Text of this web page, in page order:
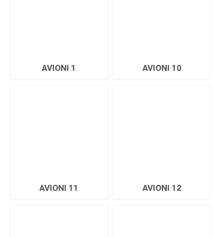
AVIONI 1 AVIONI 10
AVIONI 11 AVIONI 12